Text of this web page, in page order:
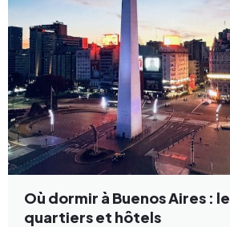
Où dormir à Buenos Aires :
quartiers et hôtels